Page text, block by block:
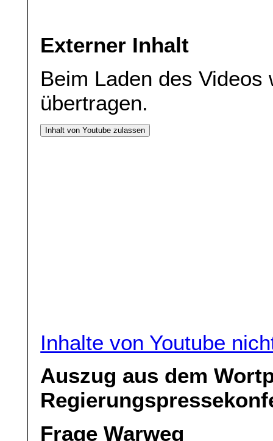
Externer Inhalt
Beim Laden des Videos
übertragen.
Inhalt von Youtube zulassen
Inhalte von Youtube
Auszug aus dem
Frage Warweg